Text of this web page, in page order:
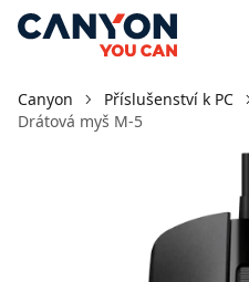
Canyon Příslušenství k PC
Drátová myš M-5